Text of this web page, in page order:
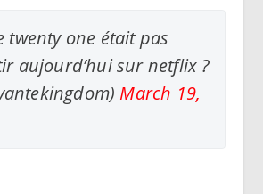
twenty one était pas
aujourd’hui sur netflix ?
March 19,